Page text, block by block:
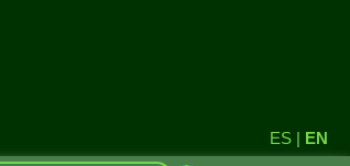
ES | EN